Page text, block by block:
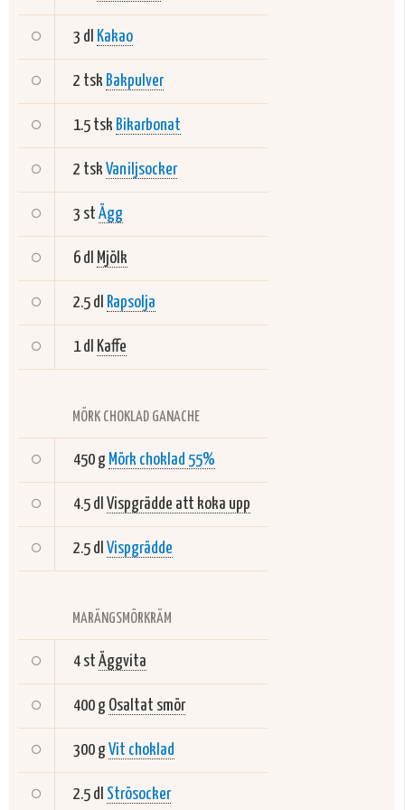
3 dl Kakao
2 tsk Bakpulver
1.5 tsk Bikarbonat
2 tsk Vaniljsocker
3 st Ägg
6 dl Mjölk
2.5 dl Rapsolja
1 dl Kaffe
MÖRK CHOKLAD GANACHE
450 g Mörk choklad 55%
4.5 dl Vispgrädde att koka upp
2.5 dl Vispgrädde
MARÄNGSMÖRKRÄM
4 st Äggvita
400 g Osaltat smör
300 gVit choklad
2.5 dl Strösocker